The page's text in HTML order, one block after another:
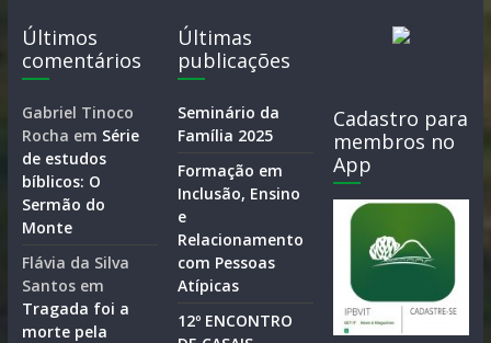
Últimos
comentários
Gabriel Tinoco
Rocha em Série
de estudos
bíblicos: O
Sermão do
Monte
Flávia da Silva
Santosem
Tragada foi a
morte pela
Últimas
publicações
Seminário da
Família 2025
Formação em
Inclusão, Ensino
e
Relacionamento
com Pessoas
Atípicas
12º ENCONTRO
Cadastro para
membros no
App